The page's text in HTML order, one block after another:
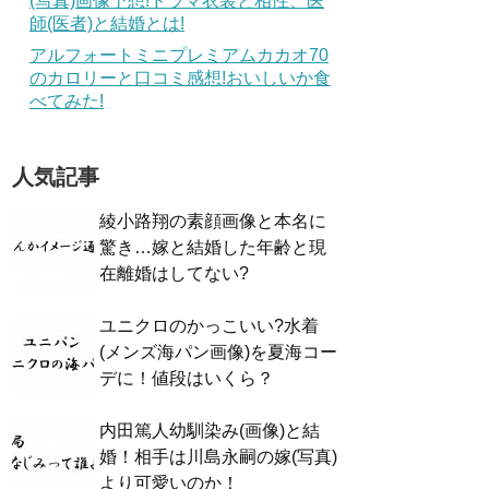
師(医者)と結婚とは!
アルフォートミニプレミアムカカオ70
のカロリーと口コミ感想!おいしいか食
べてみた!
人気記事
綾小路翔の素顔画像と本名に
驚き…嫁と結婚した年齢と現
在離婚はしてない?
ユニクロのかっこいい?水着
(メンズ海パン画像)を夏海コー
デに！値段はいくら？
内田篤人幼馴染み(画像)と結
婚！相手は川島永嗣の嫁(写真)
より可愛いのか！